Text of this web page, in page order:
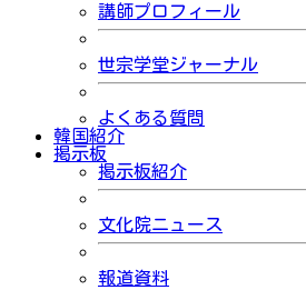
講師プロフィール
世宗学堂ジャーナル
よくある質問
韓国紹介
掲示板
掲示板紹介
文化院ニュース
報道資料